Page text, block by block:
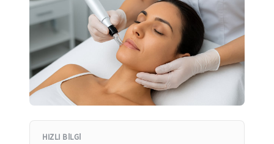
HIZLI BILGI